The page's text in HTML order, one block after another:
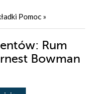
Pomoc »
Rum
Bowman